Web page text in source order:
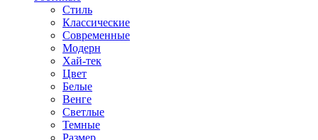
Стиль
Классические
Современные
Модерн
Хай-тек
Цвет
Белые
Венге
Светлые
Темные
Размер